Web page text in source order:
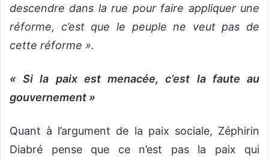
descendre dans la rue pour faire appliquer une
réforme, c’est que le peuple ne veut pas de
cette réforme ».
« Si la paix est menacée, c’est la faute au
gouvernement »
Quant à l’argument de la paix sociale, Zéphirin
Diabré pense que ce n’est pas la paix qui